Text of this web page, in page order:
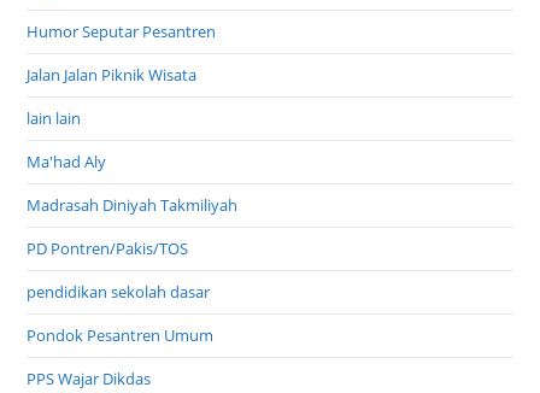
Humor Seputar Pesantren
Jalan Jalan Piknik Wisata
lain lain
Ma'had Aly
Madrasah Diniyah Takmiliyah
PD Pontren/Pakis/TOS
pendidikan sekolah dasar
Pondok Pesantren Umum
PPS Wajar Dikdas